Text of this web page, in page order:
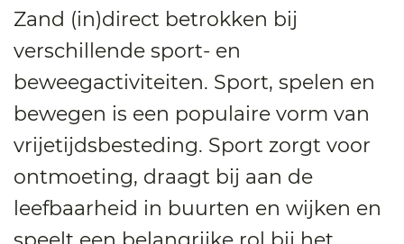
Zand (in)direct betrokken bij
verschillende sport- en
beweegactiviteiten. Sport, spelen en
bewegen is een populaire vorm van
vrijetijdsbesteding. Sport zorgt voor
ontmoeting, draagt bij aan de
leefbaarheid in buurten en wijken en